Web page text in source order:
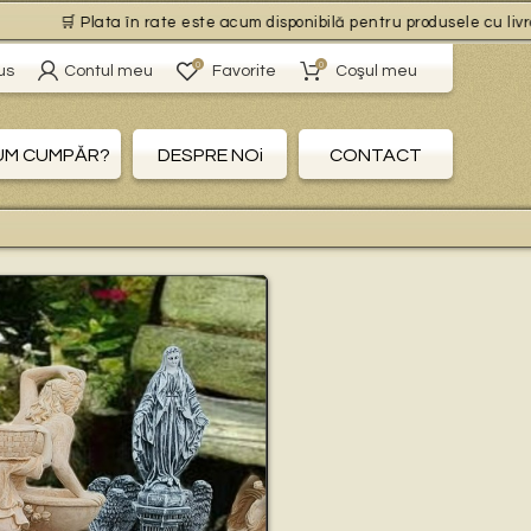
🛒 Plata în rate este acum disponibilă pentru produsele cu livrare
Contul meu 0 Favorite 0 Coşul meu
CUMPĂR? DESPRE NOi CONTACT